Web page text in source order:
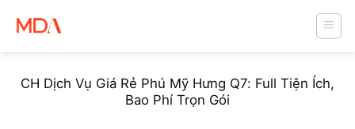
CH Dịch Vụ Giá Rẻ Phú Mỹ Hưng Q7: Full Tiện Ích,
Bao Phí Trọn Gói